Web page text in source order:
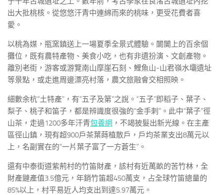
出大批桃核。從悠悠汗青中連綿而來的桃味，更受花費者喜
愛。
以桃為媒，瓶窯鎮送上一場夏季全景式體驗。闤闠上的百余個
攤位，既有農特產物、美食小吃，也有非遺扮演、文創產物。
離別老街，游客或游覽南山摩崖石刻、鯉魚山-山君嶺水壩遺址
等景點，或走進周邊漂亮村落，農文旅融會交相照映。
細數余杭“土特產”，有“五子及第”之說。“五子”即稻子、葉子、
梨子、桃子和笛子，都是辨識度很強的“金手刺”。此中“葉子”徑
山茶，走過1200多年汗青包養網 ，不竭披髮出新光線。在主產
區徑山鎮，現有超900戶茶葉蒔植散戶，戶均茶業支出8萬元以
上，名副實在的“一片葉子富了一方蒼生”。
還有中泰街道紫荊村的竹笛財產，該村有近萬畝的苦竹林，全
財產鏈產值3.5億元，年銷竹笛超450萬支，占全球竹笛總量的
85%以上，村平易近人均支出到達5.97萬元。